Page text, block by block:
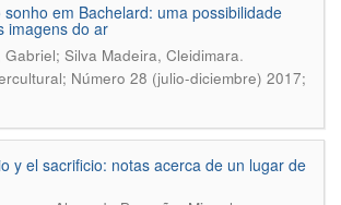
em Bachelard: uma possibilidade
imagens do ar
Silva Madeira, Cleidimara.
Número 28 (julio-diciembre) 2017;
y el sacrificio: notas acerca de un lugar de